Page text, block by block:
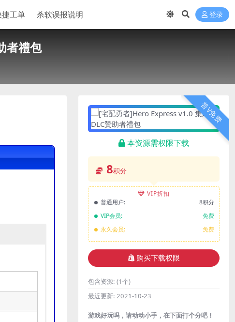
工单 杀软误报说明 登录
者禮包
普V免费
本资源需权限下载
8积分
VIP折扣
普通用户:
8积分
VIP会员:
免费
永久会员:
免费
购买下载权限
包含资源: (1个)
最近更新: 2021-10-23
游戏好玩吗，请动动小手，在下面打个分吧！